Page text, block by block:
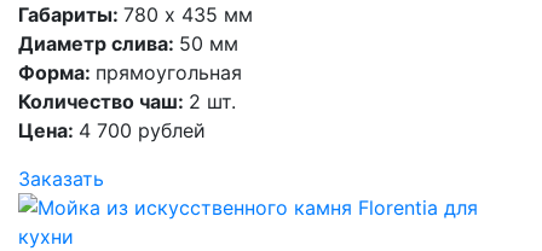
Габариты: 780 х 435 мм
Диаметр слива: 50 мм
Форма: прямоугольная
Количество чаш: 2 шт.
Цена: 4 700 рублей
Заказать